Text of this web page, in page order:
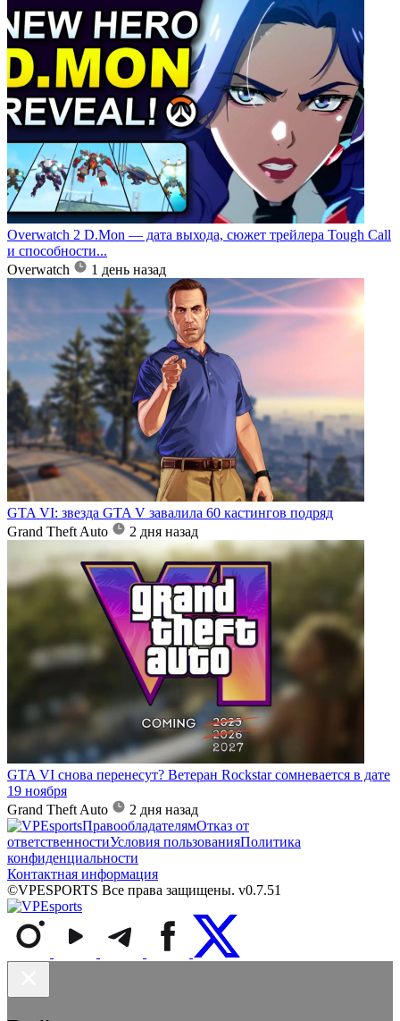
Overwatch 2 D.Mon — дата выхода, сюжет трейлера Tough Call
и способности...
Overwatch
1 день назад
GTA VI: звезда GTA V завалила 60 кастингов подряд
Grand Theft Auto
2 дня назад
GTA VI снова перенесут? Ветеран Rockstar сомневается в дате
19 ноября
Grand Theft Auto
2 дня назад
ПравообладателямОтказ от
ответственностиУсловия пользованияПолитика
конфиденциальности
Контактная информация
©VPESPORTS Все права защищены. v0.7.51